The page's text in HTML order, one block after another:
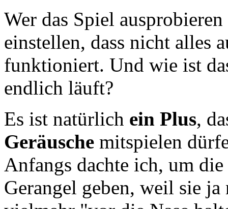
Wer das Spiel
einstellen, dass nicht alles
funktioniert. Und wie ist
endlich läuft?
Es ist natürlich ein Plus,
Geräusche mitspielen
Anfangs dachte ich, um
Gerangel geben, weil sie